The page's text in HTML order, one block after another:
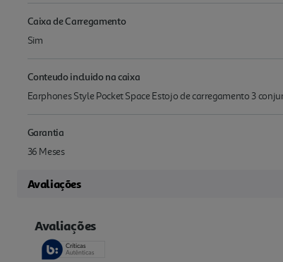
Caixa de Carregamento
Sim
Conteudo incluido na caixa
Earphones Style Pocket Space Estojo de carregamento 3
Garantia
36 Meses
Avaliações